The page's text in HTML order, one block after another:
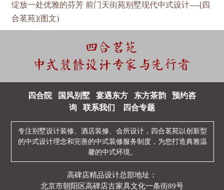
绽放一处优雅的芬芳 前门天街苑别墅现代中式设计----[四
合茗苑](图文)
四合院 国风别墅 宴遇东方 东方茶韵
预约咨
询
联系我们 四合专题
专注别墅设计装修 酒店装修 会所设计，四合茗苑以创新型
的中式设计理念和完善的中式装修服务制度，为您打造典雅温
馨的中式环境。
高碑店精品设计总部地址：
北京市朝阳区高碑店古家具文化一条街89号